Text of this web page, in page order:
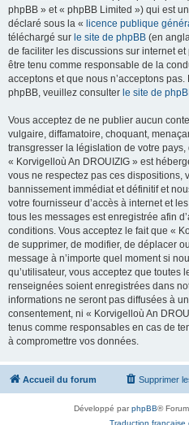
phpBB » et « phpBB Limited ») qui est
déclaré sous la « licence publique
téléchargé sur le site de phpBB (en
de faciliter les discussions sur internet
être tenu comme responsable de la
acceptons et que nous n’acceptons
phpBB, veuillez consulter le site de
Vous acceptez de ne publier aucun
vulgaire, diffamatoire, choquant,
transgresser la législation de votre
« Korvigelloù An DROUIZIG » est
vous ne respectez pas ces dispositions,
bannissement immédiat et définitif et
votre fournisseur d’accès à internet et
tous les messages est enregistrée afin
conditions. Vous acceptez le fait que «
de supprimer, de modifier, de déplacer
message à n’importe quel moment si
qu’utilisateur, vous acceptez que toutes
renseignées soient enregistrées dans
informations ne seront pas diffusées à
consentement, ni « Korvigelloù An
tenus comme responsables en cas de
à compromettre vos données.
Accueil du forum Supprimer
Développé parphpBB®
Traduction française